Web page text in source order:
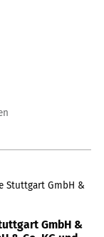
Stuttgart GmbH &
GmbH &